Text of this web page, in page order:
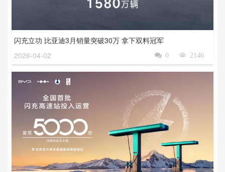
闪充立功 比亚迪3月销量突破30万 拿下双料冠军
2026-04-02
2146

0
